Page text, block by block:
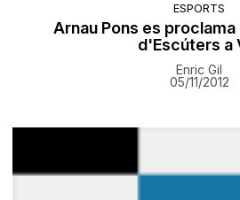
ESPORTS
Arnau Pons es
d'Escúters a
Enric Gil
05/11/2012